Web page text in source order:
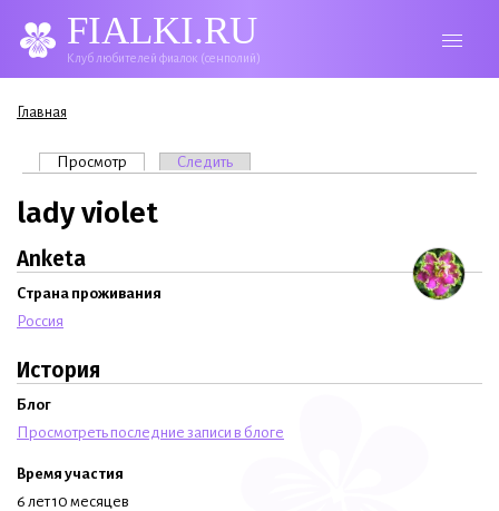
FIALKI.RU
Клуб любителей фиалок (сенполий)
Вы здесь
Главная
Главные вкладки
Просмотр (активная вкладка)
Следить
lady violet
Anketa
Страна проживания
Россия
История
Блог
Просмотреть последние записи в блоге
Время участия
6 лет 10 месяцев